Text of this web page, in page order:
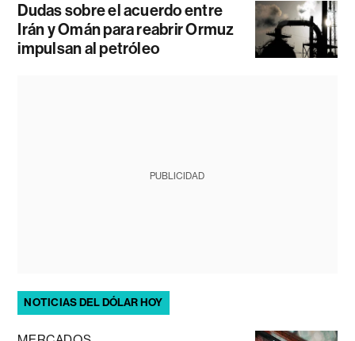
Dudas sobre el acuerdo entre
Irán y Omán para reabrir Ormuz
impulsan al petróleo
PUBLICIDAD
NOTICIAS DEL DÓLAR HOY